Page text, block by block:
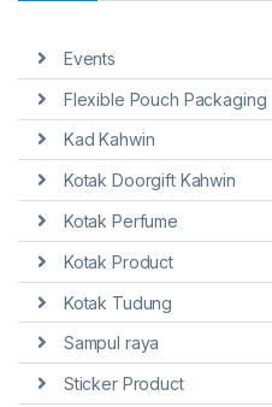
Events
Flexible Pouch Packaging
Kad Kahwin
Kotak Doorgift Kahwin
Kotak Perfume
Kotak Product
Kotak Tudung
Sampul raya
Sticker Product